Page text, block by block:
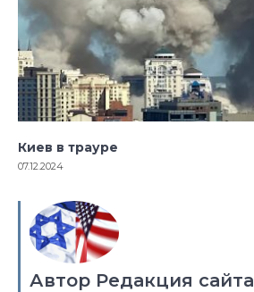
Киев в трауре
07.12.2024
Автор Редакция сайта